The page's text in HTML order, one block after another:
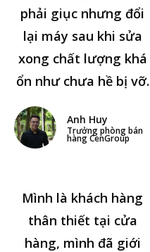
phải giục nhưng đổi
lại máy sau khi sửa
xong chất lượng khá
ổn như chưa hề bị vỡ.
Anh Huy
Trưởng phòng bán
hàng CenGroup
Mình là khách hàng
thân thiết tại cửa
hàng, mình đã giới